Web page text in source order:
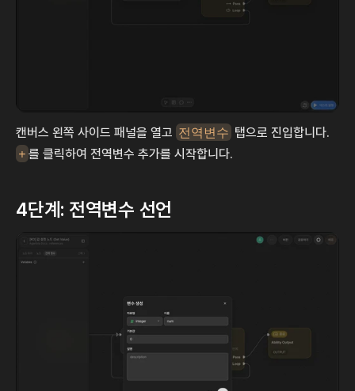
캔버스 왼쪽 사이드 패널을 열고 전역변수
+ 를 클릭하여 전역변수 추가를 시작합니다.
4단계: 전역변수 선언